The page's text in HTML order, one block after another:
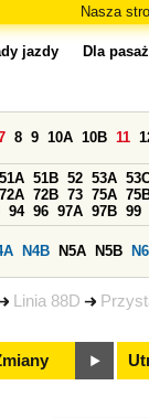
Nasza
Linia 88D
jazdy Dla
8 9 10A 10B 11
51A 51B 52 53A
72A 72B 73 75A
94 96 97A 97B 99
N4B N5A N5B N6